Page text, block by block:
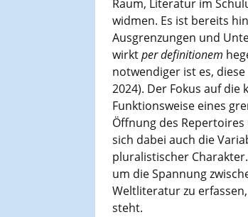
Raum, Literatur im
widmen. Es ist bereits
Ausgrenzungen und
wirktper definitionem
notwendiger ist es,
2024). Der Fokus auf
Funktionsweise eines
Öffnung des
sich dabei auch die
pluralistischer
um die Spannung
Weltliteratur zu
steht.